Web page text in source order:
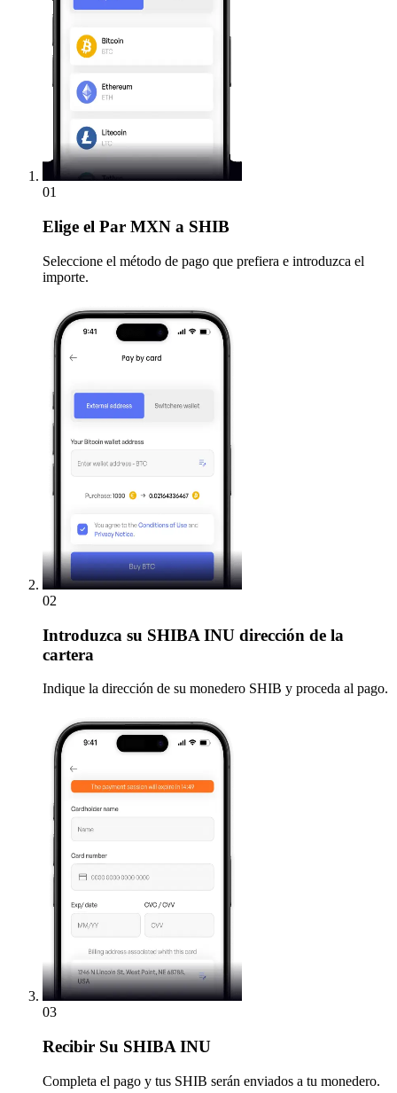
01
Elige el Par MXN a SHIB
Seleccione el método de pago que prefiera e introduzca el
importe.
02
Introduzca su SHIBA INU dirección de la
cartera
Indique la dirección de su monedero SHIB y proceda al pago.
03
Recibir Su SHIBA INU
Completa el pago y tus SHIB serán enviados a tu monedero.